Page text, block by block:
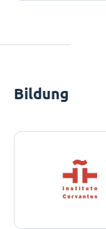
Bildung